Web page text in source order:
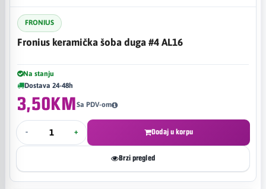
FRONIUS
Fronius keramička šoba duga #4 AL16
Na stanju
Dostava 24-48h
3,50KMSa PDV-om
- + Dodaj u korpu
Brzi pregled